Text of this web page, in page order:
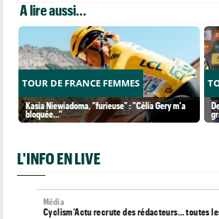
A lire aussi...
TOUR DE FRANCE FEMMES
Kasia Niewiadoma, "furieuse" : "Célia Gery m'a
bloquée..."
L'INFO EN LIVE
Média
Cyclism’Actu recrute des rédacteurs… toutes